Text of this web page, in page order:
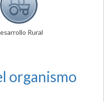
Rural
organismo